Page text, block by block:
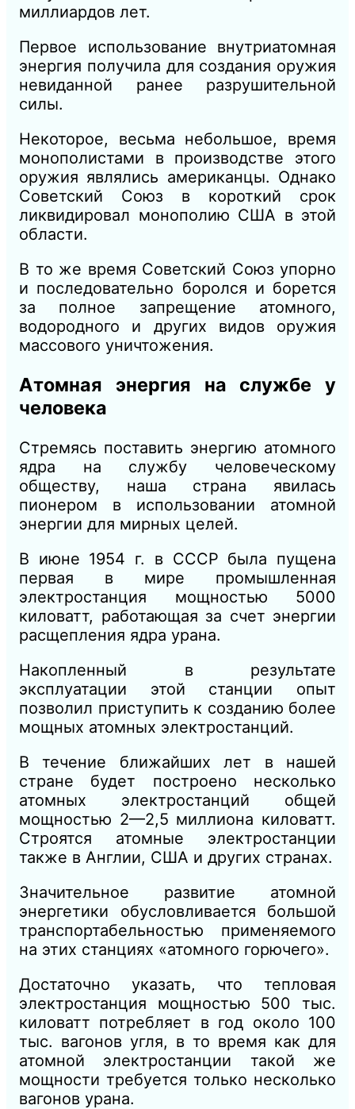
миллиардов лет.
Первое использование внутриатомная
энергия получила для создания оружия
невиданной ранее разрушительной
силы.
Некоторое, весьма небольшое, время
монополистами в производстве этого
оружия являлись американцы. Однако
Советский Союз в короткий срок
ликвидировал монополию США в этой
области.
В то же время Советский Союз упорно
и последовательно боролся и борется
за полное запрещение атомного,
водородного и других видов оружия
массового уничтожения.
Атомная энергия на службе у
человека
Стремясь поставить энергию атомного
ядра на службу человеческому
обществу, наша страна явилась
пионером в использовании атомной
энергии для мирных целей.
В июне 1954 г. в СССР была пущена
первая в мире промышленная
электростанция мощностью 5000
киловатт, работающая за счет энергии
расщепления ядра урана.
Накопленный в результате
эксплуатации этой станции опыт
позволил приступить к созданию более
мощных атомных электростанций.
В течение ближайших лет в нашей
стране будет построено несколько
атомных электростанций общей
мощностью 2—2,5 миллиона киловатт.
Строятся атомные электростанции
также в Англии, США и других странах.
Значительное развитие атомной
энергетики обусловливается большой
транспортабельностью применяемого
на этих станциях «атомного горючего».
Достаточно указать, что тепловая
электростанция мощностью 500 тыс.
киловатт потребляет в год около 100
тыс. вагонов угля, в то время как для
атомной электростанции такой же
мощности требуется только несколько
вагонов урана.